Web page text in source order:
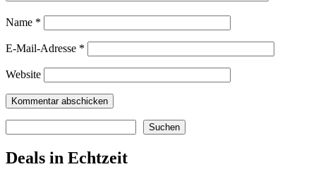
Name *
E-Mail-Adresse *
Website
Suchen
Deals in Echtzeit